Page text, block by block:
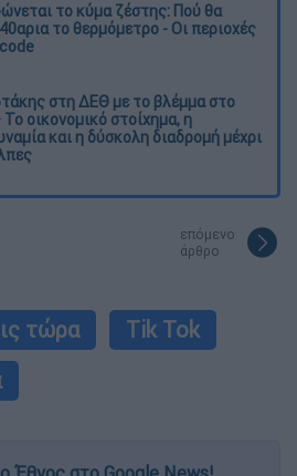
το κύμα ζέστης: Πού θα
40αρια το θερμόμετρο - Οι περιοχές
στη ΔΕΘ με το βλέμμα στο
οικονομικό στοίχημα, η
και η δύσκολη διαδρομή μέχρι
επόμενο
άρθρο
τώρα
Tik Tok